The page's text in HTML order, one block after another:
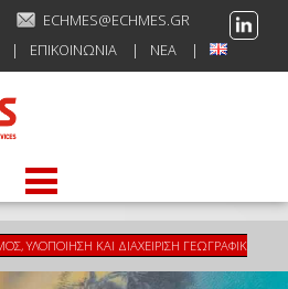
ECHMES@ECHMES.GR
ΕΠΙΚΟΙΝΩΝΊΑ ΝΈΑ
ΥΛΟΠΟΙΗΣΗ ΚΑΙ ΔΙΑΧΕΙΡΙΣΗ ΓΕΩΓΡΑΦΙΚΩΝ